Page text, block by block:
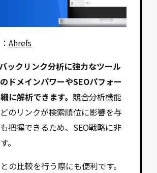
Ahrefs
ックリンク分析に強力なツール
ドメインパワーやSEOパフォー
に解析できます。 競合分析機能
のリンクが検索順位に影響を与
把握できるため、SEO戦略に非
。
の比較を行う際にも便利です。